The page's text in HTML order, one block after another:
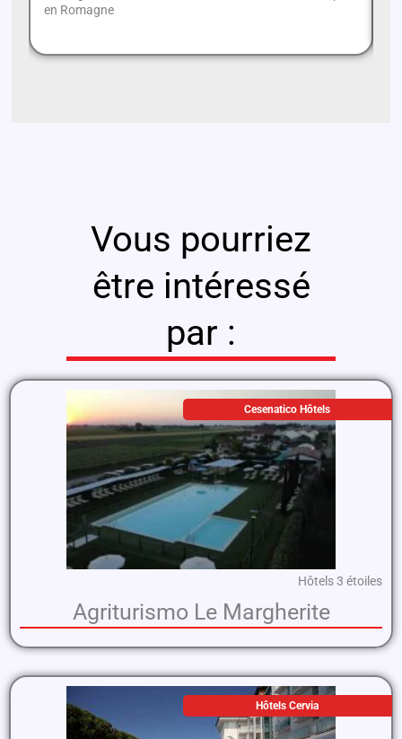
en Romagne
Vous pourriez
être intéressé
par :
Cesenatico Hôtels
Hôtels 3 étoiles
Agriturismo Le Margherite
Hôtels Cervia